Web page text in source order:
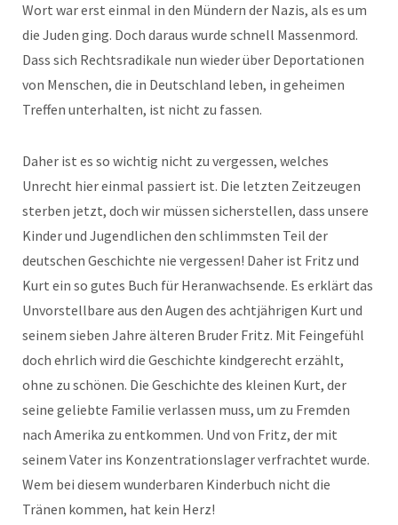
Wort war erst einmal in den Mündern der Nazis, als es um
die Juden ging. Doch daraus wurde schnell Massenmord.
Dass sich Rechtsradikale nun wieder über Deportationen
von Menschen, die in Deutschland leben, in geheimen
Treffen unterhalten, ist nicht zu fassen.
Daher ist es so wichtig nicht zu vergessen, welches
Unrecht hier einmal passiert ist. Die letzten Zeitzeugen
sterben jetzt, doch wir müssen sicherstellen, dass unsere
Kinder und Jugendlichen den schlimmsten Teil der
deutschen Geschichte nie vergessen! Daher ist Fritz und
Kurt ein so gutes Buch für Heranwachsende. Es erklärt das
Unvorstellbare aus den Augen des achtjährigen Kurt und
seinem sieben Jahre älteren Bruder Fritz. Mit Feingefühl
doch ehrlich wird die Geschichte kindgerecht erzählt,
ohne zu schönen. Die Geschichte des kleinen Kurt, der
seine geliebte Familie verlassen muss, um zu Fremden
nach Amerika zu entkommen. Und von Fritz, der mit
seinem Vater ins Konzentrationslager verfrachtet wurde.
Wem bei diesem wunderbaren Kinderbuch nicht die
Tränen kommen, hat kein Herz!